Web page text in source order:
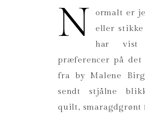
N
ormalt er
eller
har vist
præferencer på det
fra by Malene
sendt stjålne
quilt, smaragdgrønt